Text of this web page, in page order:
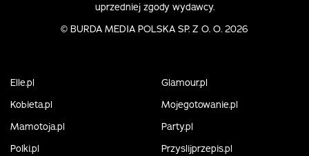
uprzedniej zgody wydawcy.
© BURDA MEDIA POLSKA SP. Z O. O. 2026
Elle.pl
Glamour.pl
Kobieta.pl
Mojegotowanie.pl
Mamotoja.pl
Party.pl
Polki.pl
Przyslijprzepis.pl